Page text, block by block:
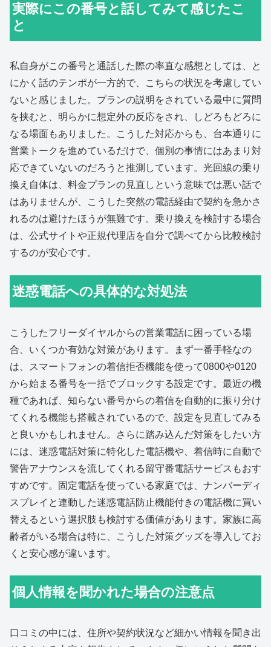
実際にこの番号と話してみて感じたこ
と
私自身がこの番号と通話した際の率直な感想としては、と
にかく話のテンポが一方的で、こちらの状況を考慮してい
ないと感じました。プランの説明をされている最中に質問
を挟むと、明らかに想定外の反応をされ、しどろもどろに
なる場面もありました。こうした対応からも、台本通りに
営業トークを進めているだけで、個別の事情にはあまり対
応できていないのだろうと推測しています。光回線の乗り
換え自体は、料金プランの見直しという意味では悪い話で
はありませんが、こうした突然の電話経由で契約を急かさ
れるのは避けたほうが無難です。乗り換えを検討する場合
は、公式サイトや正規代理店を自分で調べてから比較検討
するのが安心です。
迷惑電話への具体的な対処法
こうしたフリーダイヤルからの営業電話に困っている場
合、いくつか有効な対策があります。まず一番手軽なの
は、スマートフォンの着信拒否機能を使って0800や0120
から始まる番号を一括でブロックする設定です。最近の機
種であれば、知らない番号からの着信を自動的に振り分け
てくれる機能も搭載されているので、設定を見直してみる
と良いかもしれません。さらに踏み込んだ対策をしたい方
には、迷惑電話対策に特化した電話機や、着信時に自動で
警告アナウンスを流してくれる留守番電話サービスもおす
すめです。固定電話を使っている家庭では、ナンバーディ
スプレイと連動した迷惑電話防止機能付きの電話機に買い
替えるという選択肢も検討する価値があります。家族に高
齢者がいる場合は特に、こうした対策グッズを導入してお
くと安心感が違います。
個人情報を聞かれた場合の注意点
口コミの中には、住所や契約状況など細かい情報を聞き出